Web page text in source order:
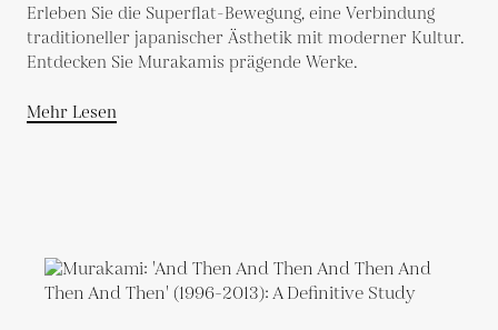
Erleben Sie die Superflat-Bewegung, eine Verbindung
traditioneller japanischer Ästhetik mit moderner Kultur.
Entdecken Sie Murakamis prägende Werke.
Mehr Lesen